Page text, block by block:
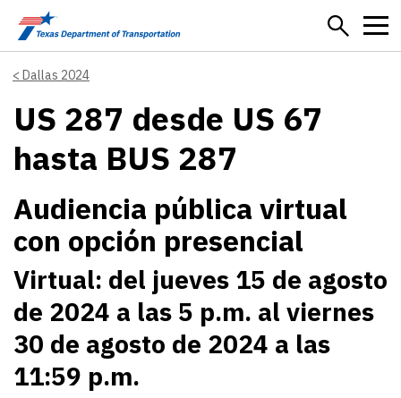
Skip to main content
Dallas 2024
US 287 desde US 67
hasta BUS 287
Audiencia pública virtual
con opción presencial
Virtual: del jueves 15 de agosto
de 2024 a las 5 p.m. al viernes
30 de agosto de 2024 a las
11:59 p.m.